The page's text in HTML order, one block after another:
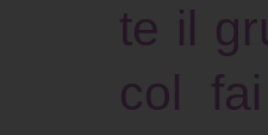
te il
col